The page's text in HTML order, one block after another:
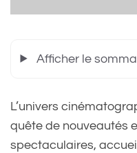
Afficher le
L’univers
quête de nouveautés
spectaculaires,